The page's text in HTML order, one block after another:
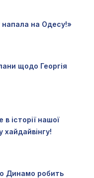
напала на Одесу!»
щодо Георгія
історії нашої
Динамо робить